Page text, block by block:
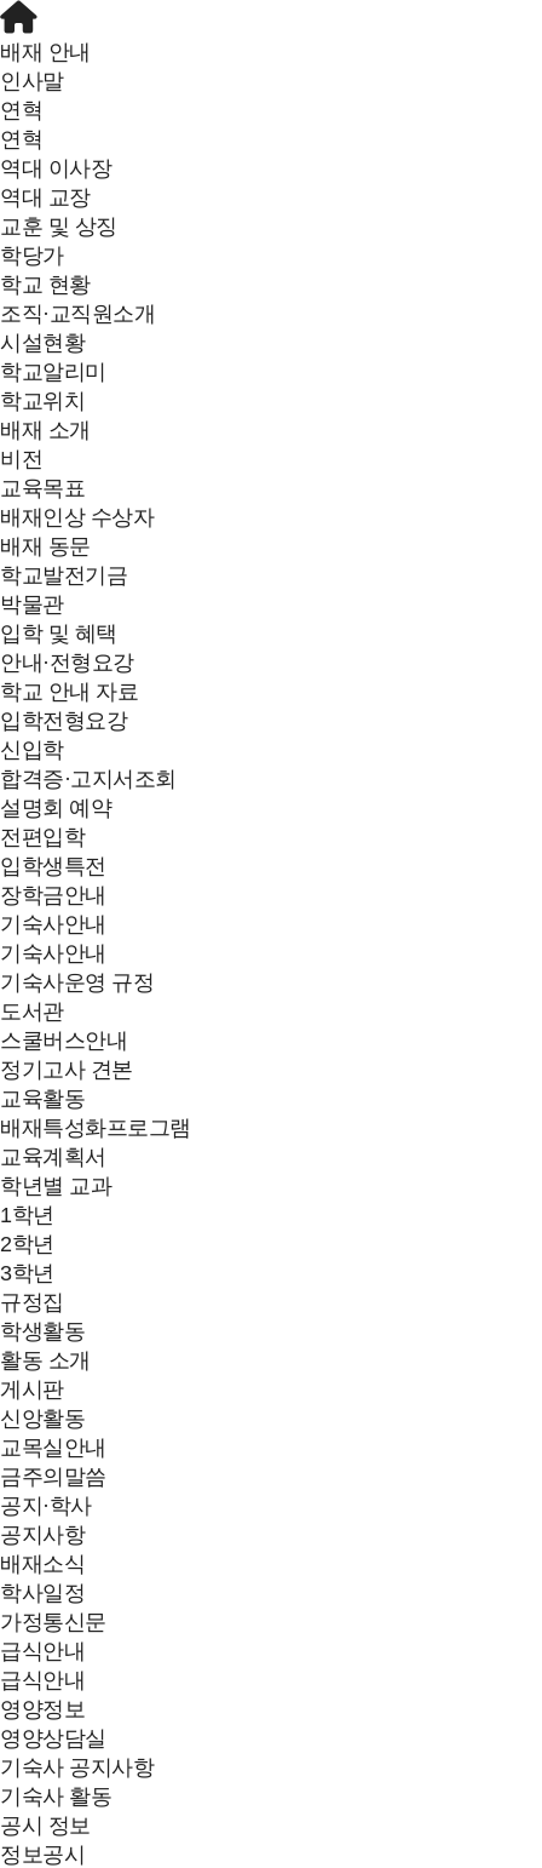
배재 안내
인사말
연혁
연혁
역대 이사장
역대 교장
교훈 및 상징
학당가
학교 현황
조직·교직원소개
시설현황
학교알리미
학교위치
배재 소개
비전
교육목표
배재인상 수상자
배재 동문
학교발전기금
박물관
입학 및 혜택
안내·전형요강
학교 안내 자료
입학전형요강
신입학
합격증·고지서조회
설명회 예약
전편입학
입학생특전
장학금안내
기숙사안내
기숙사안내
기숙사운영 규정
도서관
스쿨버스안내
정기고사 견본
교육활동
배재특성화프로그램
교육계획서
학년별 교과
1학년
2학년
3학년
규정집
학생활동
활동 소개
게시판
신앙활동
교목실안내
금주의말씀
공지·학사
공지사항
배재소식
학사일정
가정통신문
급식안내
급식안내
영양정보
영양상담실
기숙사 공지사항
기숙사 활동
공시 정보
정보공시